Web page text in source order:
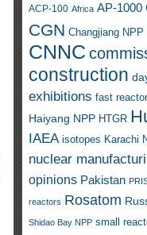
ACP-100 Africa AP-1000
CGN Changjiang NPP
CNNC
construction
exhibitions fast
Haiyang NPP HTGR
IAEA isotopes Karachi
nuclear
opinions Pakistan
reactors Rosatom
Shidao Bay NPP small